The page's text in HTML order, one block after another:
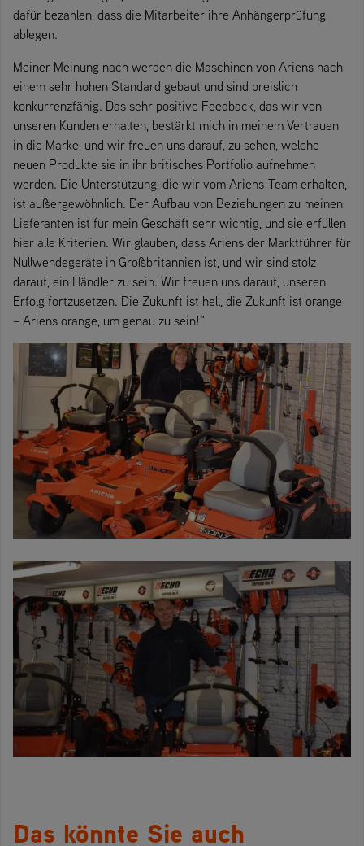
dafür bezahlen, dass die Mitarbeiter ihre Anhängerprüfung
ablegen.
Meiner Meinung nach werden die Maschinen von Ariens nach
einem sehr hohen Standard gebaut und sind preislich
konkurrenzfähig. Das sehr positive Feedback, das wir von
unseren Kunden erhalten, bestärkt mich in meinem Vertrauen
in die Marke, und wir freuen uns darauf, zu sehen, welche
neuen Produkte sie in ihr britisches Portfolio aufnehmen
werden. Die Unterstützung, die wir vom Ariens-Team erhalten,
ist außergewöhnlich. Der Aufbau von Beziehungen zu meinen
Lieferanten ist für mein Geschäft sehr wichtig, und sie erfüllen
hier alle Kriterien. Wir glauben, dass Ariens der Marktführer für
Nullwendegeräte in Großbritannien ist, und wir sind stolz
darauf, ein Händler zu sein. Wir freuen uns darauf, unseren
Erfolg fortzusetzen. Die Zukunft ist hell, die Zukunft ist orange
– Ariens orange, um genau zu sein!“
Das könnte Sie auch